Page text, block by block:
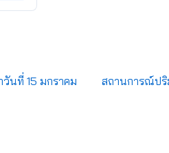
นที่ 15 มกราคม
สถานการณ์ปริ